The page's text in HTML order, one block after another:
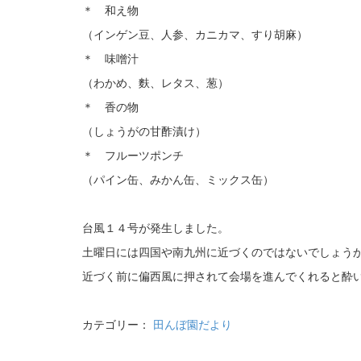
＊ 和え物
（インゲン豆、人参、カニカマ、すり胡麻）
＊ 味噌汁
（わかめ、麩、レタス、葱）
＊ 香の物
（しょうがの甘酢漬け）
＊ フルーツポンチ
（パイン缶、みかん缶、ミックス缶）
台風１４号が発生しました。
土曜日には四国や南九州に近づくのではないでしょうか
近づく前に偏西風に押されて会場を進んでくれると酔
カテゴリー： 田んぼ園だより